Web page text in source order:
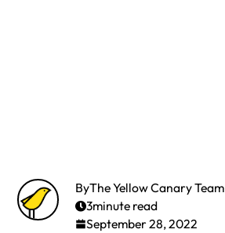
ByThe Yellow Canary Team
3minute read
September 28, 2022